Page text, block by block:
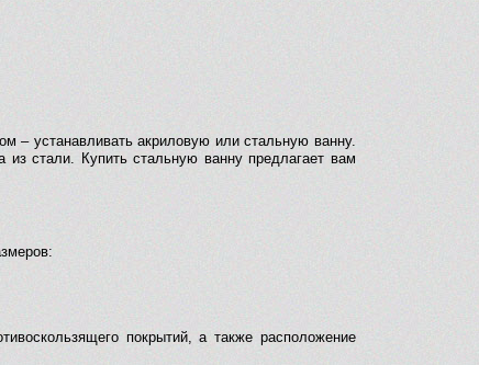
– устанавливать акриловую или стальную ванну.
стали. Купить стальную ванну предлагает вам
покрытий, а также расположение